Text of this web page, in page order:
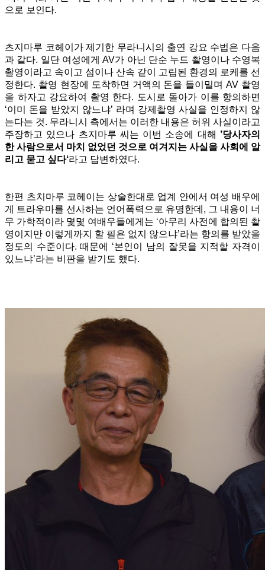
으로 보인다.
츠지마루 코헤이가 제기한 무라니시의 출연 강요 수법은 다음
과 같다. 일단 여성에게 AV가 아닌 단순 누드 촬영이나 수영복
촬영이라고 속이고 섬이나 산속 같이 고립된 환경의 로케를 선
정한다. 촬영 현장에 도착하면 거액의 돈을 들이밀며 AV 촬영
을 하자고 강요하여 촬영 한다. 도시로 돌아가 이를 항의하면
‘이미 돈을 받았지 않느냐’ 라며 강제촬영 사실을 인정하지 않
는다는 것. 무라니시 측에서는 이러한 내용은 허위 사실이라고
주장하고 있으나 츠지마루 씨는 이번 소송에 대해 ’당사자의
한 사람으로서 마치 없었던 것으로 여겨지는 사실을 사회에 알
리고 묻고 싶다‘라고 답변하였다.
한편 츠치마루 코헤이는 상술한대로 업계 안에서 여성 배우에
게 트라우마를 선사하는 언어폭력으로 유명한데, 그 내용이 너
무 가학적이라 몇몇 여배우들에게는 ‘아무리 사전에 합의된 촬
영이지만 이렇게까지 할 필욘 없지 않으냐’라는 항의를 받았을
정도의 수준이다. 때문에 ‘본인이 남의 잘못을 지적할 자격이
있느냐’라는 비판을 받기도 했다.